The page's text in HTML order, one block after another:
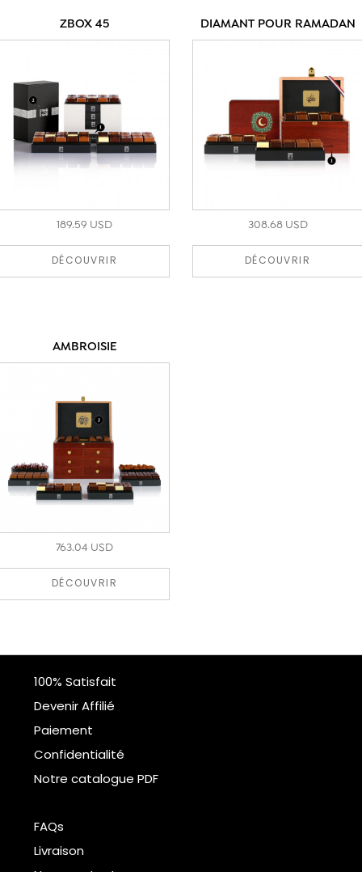
ZBOX 45
189.59 USD
DÉCOUVRIR
DIAMANT POUR RAMADAN
308.68 USD
DÉCOUVRIR
AMBROISIE
763.04 USD
DÉCOUVRIR
100% Satisfait
Devenir Affilié
Paiement
Confidentialité
Notre catalogue PDF
FAQs
Livraison